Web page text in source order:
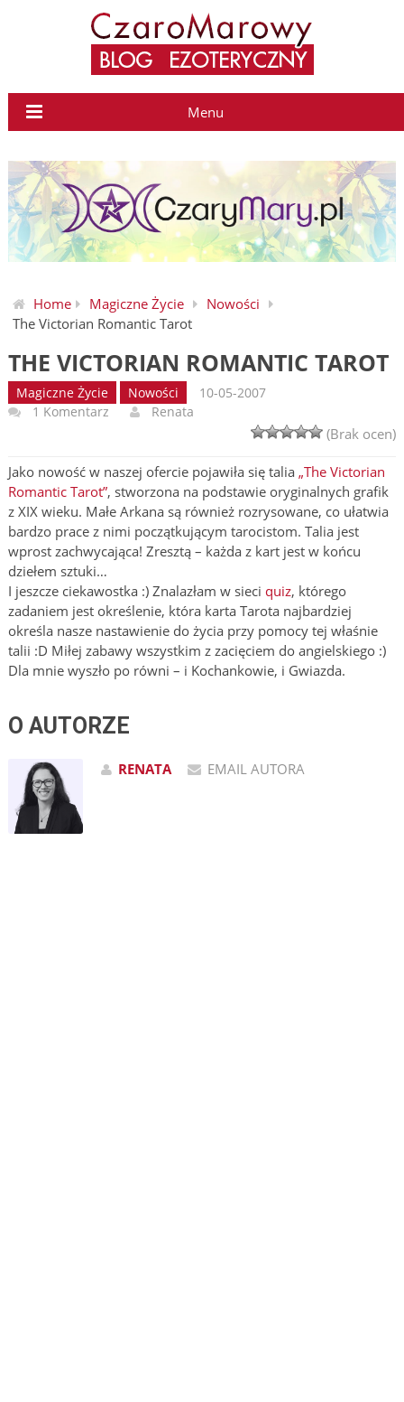
Menu
Home Magiczne Życie
Nowości
The Victorian Romantic Tarot
THE VICTORIAN ROMANTIC TAROT
Magiczne Życie Nowości
10-05-2007
1 Komentarz
Renata
(Brak ocen)
Jako nowość w naszej ofercie pojawiła się talia „The Victorian
Romantic Tarot”, stworzona na podstawie oryginalnych grafik
z XIX wieku. Małe Arkana są również rozrysowane, co ułatwia
bardzo prace z nimi początkującym tarocistom. Talia jest
wprost zachwycająca! Zresztą – każda z kart jest w końcu
dziełem sztuki…
I jeszcze ciekawostka :) Znalazłam w sieci quiz, którego
zadaniem jest określenie, która karta Tarota najbardziej
określa nasze nastawienie do życia przy pomocy tej właśnie
talii :D Miłej zabawy wszystkim z zacięciem do angielskiego :)
Dla mnie wyszło po równi – i Kochankowie, i Gwiazda.
O AUTORZE
RENATA EMAIL AUTORA